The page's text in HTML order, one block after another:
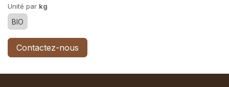
Unité par kg
BIO
Contactez-nous